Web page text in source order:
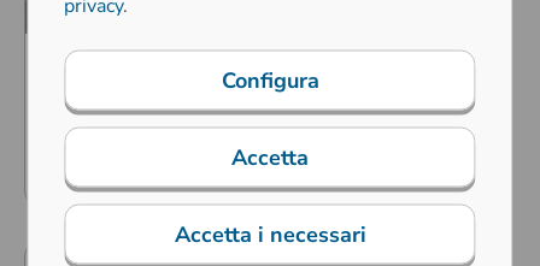
12. giugno 2025
PDS HMI Solutions Corp. –
Ora anche negli Stati Uniti
Configura
Accetta
Accetta i necessari